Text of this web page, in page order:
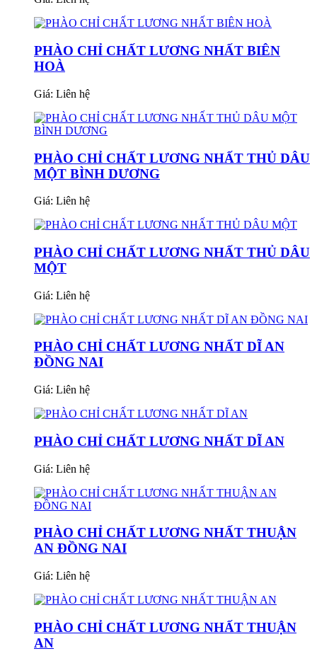
PHÀO CHỈ CHẤT LƯƠNG NHẤT BIÊN
HOÀ
Giá: Liên hệ
PHÀO CHỈ CHẤT LƯƠNG NHẤT THỦ DÂU
MỘT BÌNH DƯƠNG
Giá: Liên hệ
PHÀO CHỈ CHẤT LƯƠNG NHẤT THỦ DÂU
MỘT
Giá: Liên hệ
PHÀO CHỈ CHẤT LƯƠNG NHẤT DĨ AN
ĐỒNG NAI
Giá: Liên hệ
PHÀO CHỈ CHẤT LƯƠNG NHẤT DĨ AN
Giá: Liên hệ
PHÀO CHỈ CHẤT LƯƠNG NHẤT THUẬN
AN ĐỒNG NAI
Giá: Liên hệ
PHÀO CHỈ CHẤT LƯƠNG NHẤT THUẬN
AN